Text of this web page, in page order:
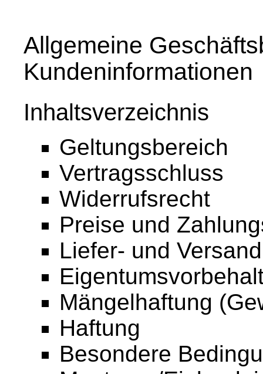
Allgemeine
Kundeninformationen
Inhaltsverzeichnis
Geltungsbereich
Vertragsschluss
Widerrufsrecht
Preise und
Liefer- und
Mängelhaftung
Haftung
Besondere